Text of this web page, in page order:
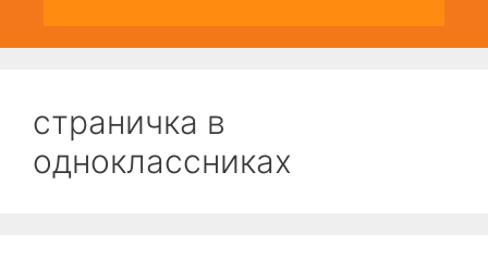
страничка в
одноклассниках